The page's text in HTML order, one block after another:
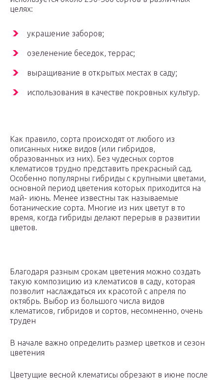
целях:
украшение заборов;
озеленение беседок, террас;
выращивание в открытых местах в саду;
использования в качестве покровных культур.
Как правило, сорта происходят от любого из
описанных ниже видов (или гибридов,
образованных из них). Без чудесных сортов
клематисов трудно представить прекрасный сад.
Особенно популярны гибриды с крупными цветами,
основной период цветения которых приходится на
май- июнь. Менее известны так называемые
ботанические сорта. Многие из них цветут в то
время, когда гибриды делают перерыв в развитии
цветов.
Благодаря разным срокам цветения можно создать
такую ​​композицию из клематисов в саду, которая
позволит наслаждаться их красотой с апреля по
октябрь. Выбор из большого числа видов
клематисов, гибридов и сортов, несомненно, очень
труден
В начале важно определить размер цветков и сезон
цветения
Цветущие весной клематисы обрезают в июне после